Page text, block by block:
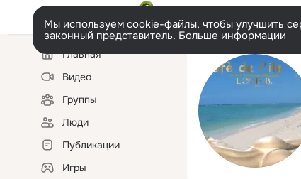
Мы используем cookie-файлы, чтобы улучшить
законный представитель. Больше информации
Левая
колонкаГлавная
Видео
Группы
Люди
Публикации
Игры